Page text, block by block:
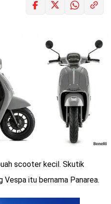
scooter kecil. Skutik
itu bernama Panarea.